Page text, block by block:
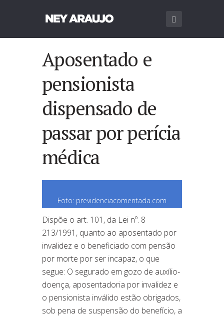
Aposentado e
pensionista
dispensado de
passar por perícia
médica
Foto: previdenciacomentada.com
Dispõe o art. 101, da Lei nº. 8
213/1991, quanto ao aposentado por
invalidez e o beneficiado com pensão
por morte por ser incapaz, o que
segue: O segurado em gozo de auxílio-
doença, aposentadoria por invalidez e
o pensionista inválido estão obrigados,
sob pena de suspensão do benefício, a